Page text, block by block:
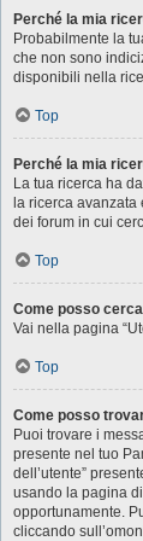
Perché la mia
Probabilmente la
che non sono
disponibili nella
Top
Perché la mia
La tua ricerca ha
la ricerca
dei forum in cui
Top
Come posso
Vai nella pagina
Top
Come posso
Puoi trovare i
presente nel tuo
dell’utente”
usando la pagina
opportunamente.
cliccando